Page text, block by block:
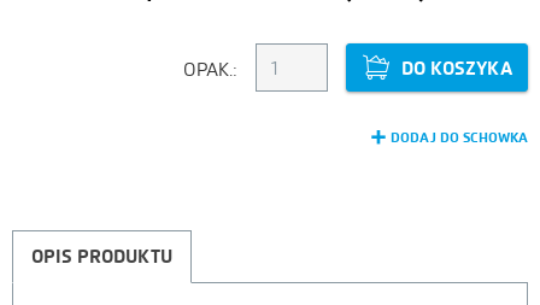
OPAK.: DO KOSZYKA
DODAJ DO SCHOWKA
OPIS PRODUKTU